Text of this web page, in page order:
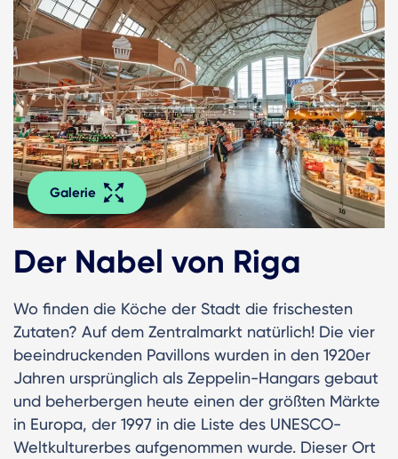
Galerie
Der Nabel von Riga
Wo finden die Köche der Stadt die frischesten
Zutaten? Auf dem Zentralmarkt natürlich! Die vier
beeindruckenden Pavillons wurden in den 1920er
Jahren ursprünglich als Zeppelin-Hangars gebaut
und beherbergen heute einen der größten Märkte
in Europa, der 1997 in die Liste des UNESCO-
Weltkulturerbes aufgenommen wurde. Dieser Ort